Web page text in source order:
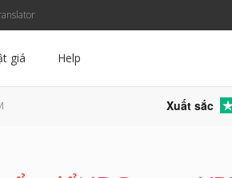
giá Help
Xuất sắc